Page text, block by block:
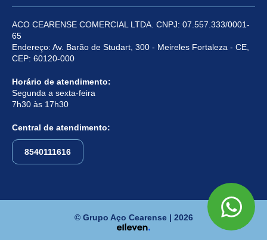
ACO CEARENSE COMERCIAL LTDA. CNPJ: 07.557.333/0001-
65
Endereço: Av. Barão de Studart, 300 - Meireles Fortaleza - CE,
CEP: 60120-000
Horário de atendimento:
Segunda a sexta-feira
7h30 às 17h30
Central de atendimento:
8540111616
© Grupo Aço Cearense | 2026